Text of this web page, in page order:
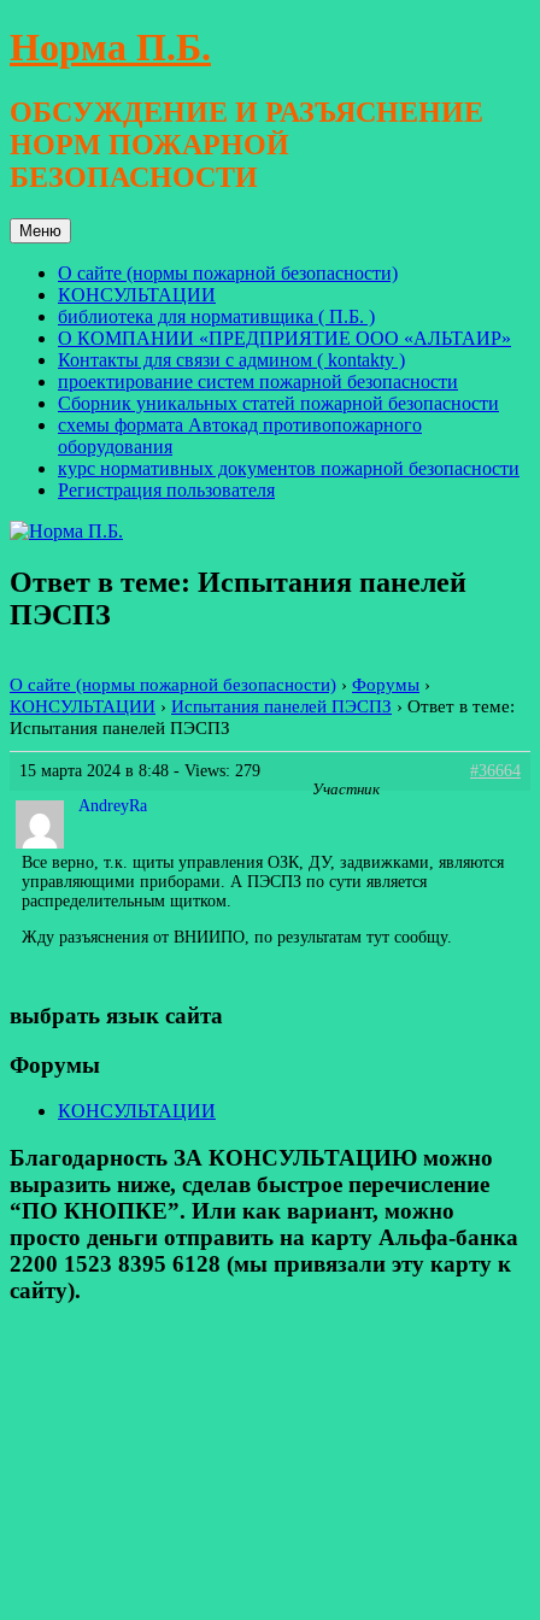
Перейти
к
Норма П.Б.
ОБСУЖДЕНИЕ И РАЗЪЯСНЕНИЕ
НОРМ ПОЖАРНОЙ
БЕЗОПАСНОСТИ
Меню
О сайте (нормы пожарной безопасности)
КОНСУЛЬТАЦИИ
библиотека для нормативщика ( П.Б. )
О КОМПАНИИ «ПРЕДПРИЯТИЕ ООО «АЛЬТАИР»
Контакты для связи с админом ( kontakty )
проектирование систем пожарной безопасности
Сборник уникальных статей пожарной безопасности
схемы формата Автокад противопожарного
оборудования
курс нормативных документов пожарной безопасности
Регистрация пользователя
Ответ в теме: Испытания панелей
ПЭСПЗ
О сайте (нормы пожарной безопасности) › Форумы ›
КОНСУЛЬТАЦИИ › Испытания панелей ПЭСПЗ › Ответ в теме:
Испытания панелей ПЭСПЗ
15 марта 2024 в 8:48 - Views: 279
#36664
AndreyRa
Участник
Все верно, т.к. щиты управления ОЗК, ДУ, задвижками, являются
управляющими приборами. А ПЭСПЗ по сути является
распределительным щитком.
Жду разъяснения от ВНИИПО, по результатам тут сообщу.
выбрать язык сайта
Форумы
КОНСУЛЬТАЦИИ
Благодарность ЗА КОНСУЛЬТАЦИЮ можно
выразить ниже, сделав быстрое перечисление
“ПО КНОПКЕ”. Или как вариант, можно
просто деньги отправить на карту Альфа-банка
2200 1523 8395 6128 (мы привязали эту карту к
сайту).